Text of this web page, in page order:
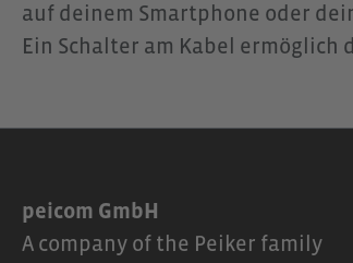
auf deinem Smartphone oder
Ein Schalter am Kabel ermöglich
peicom GmbH
A company of the Peiker family